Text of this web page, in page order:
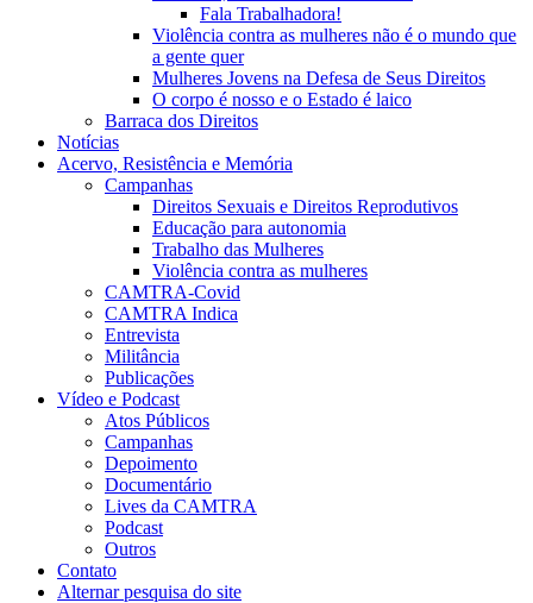
Fala Trabalhadora!
Violência contra as mulheres não é o mundo que
a gente quer
Mulheres Jovens na Defesa de Seus Direitos
O corpo é nosso e o Estado é laico
Barraca dos Direitos
Notícias
Acervo, Resistência e Memória
Campanhas
Direitos Sexuais e Direitos Reprodutivos
Educação para autonomia
Trabalho das Mulheres
Violência contra as mulheres
CAMTRA-Covid
CAMTRA Indica
Entrevista
Militância
Publicações
Vídeo e Podcast
Atos Públicos
Campanhas
Depoimento
Documentário
Lives da CAMTRA
Podcast
Outros
Contato
Alternar pesquisa do site